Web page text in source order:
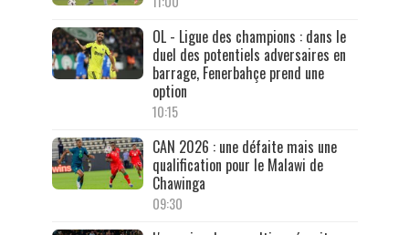
OL - Ligue des champions : dans le
duel des potentiels adversaires en
barrage, Fenerbahçe prend une
option
10:15
CAN 2026 : une défaite mais une
qualification pour le Malawi de
Chawinga
09:30